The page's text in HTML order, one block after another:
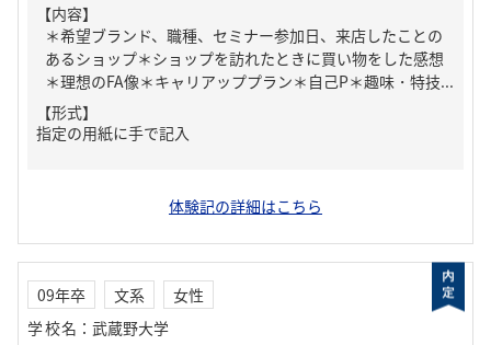
【内容】
＊希望ブランド、職種、セミナー参加日、来店したことの
あるショップ＊ショップを訪れたときに買い物をした感想
＊理想のFA像＊キャリアッププラン＊自己P＊趣味・特技...
【形式】
指定の用紙に手で記入
体験記の詳細はこちら
09年卒 文系
女性
学校名 ： 武蔵野大学